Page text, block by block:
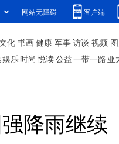
网站无障碍 客户端
化 书画健康 军事访谈 视频
娱乐时尚 悦读公益一带一路 亚
降雨继续